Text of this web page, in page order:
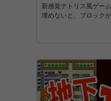
新感覚テトリス風ゲー
埋めないと、ブロック